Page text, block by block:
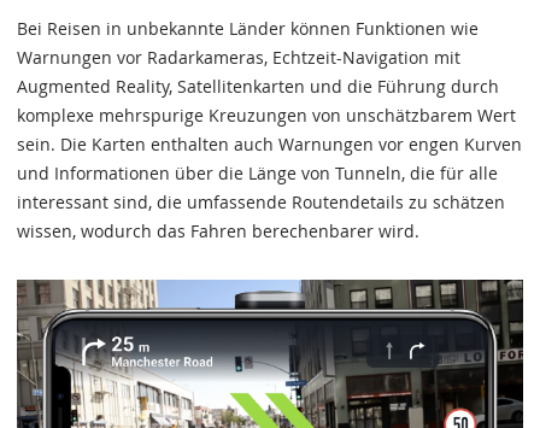
Bei Reisen in unbekannte Länder können Funktionen wie
Warnungen vor Radarkameras, Echtzeit-Navigation mit
Augmented Reality, Satellitenkarten und die Führung durch
komplexe mehrspurige Kreuzungen von unschätzbarem Wert
sein. Die Karten enthalten auch Warnungen vor engen Kurven
und Informationen über die Länge von Tunneln, die für alle
interessant sind, die umfassende Routendetails zu schätzen
wissen, wodurch das Fahren berechenbarer wird.